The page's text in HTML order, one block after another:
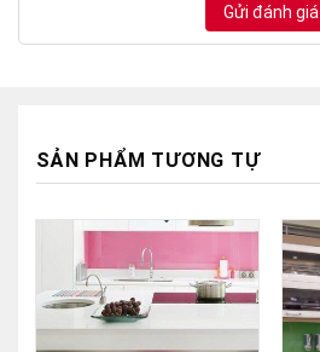
Gửi đánh giá
SẢN PHẨM TƯƠNG TỰ